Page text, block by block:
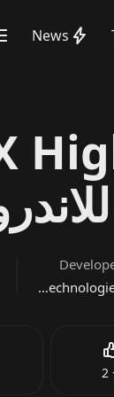
News
CarX Technologies
2